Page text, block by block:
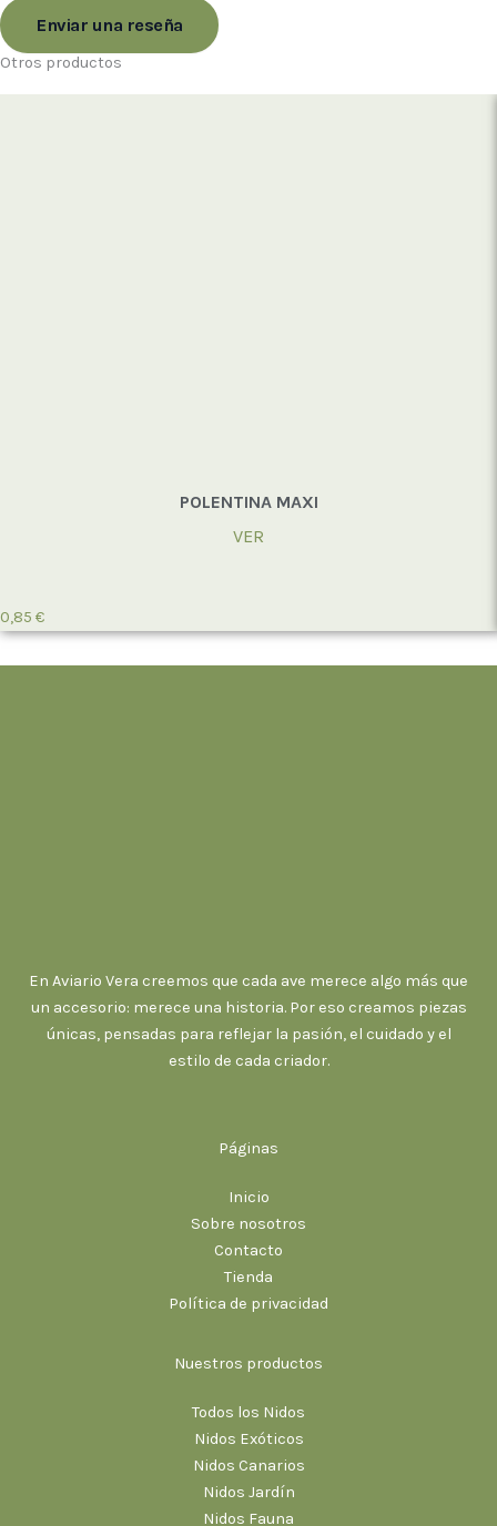
Enviar una reseña
Otros productos
POLENTINA MAXI
VER
0,85 €
En Aviario Vera creemos que cada ave merece algo más que
un accesorio: merece una historia. Por eso creamos piezas
únicas, pensadas para reflejar la pasión, el cuidado y el
estilo de cada criador.
Páginas
Inicio
Sobre nosotros
Contacto
Tienda
Política de privacidad
Nuestros productos
Todos los Nidos
Nidos Exóticos
Nidos Canarios
Nidos Jardín
Nidos Fauna